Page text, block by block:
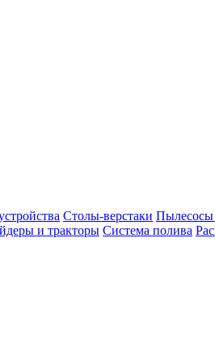
Столы-верстаки Пылесосы
и тракторы Система полива